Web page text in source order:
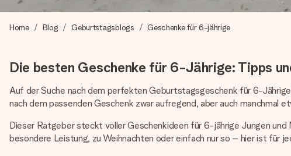
+49 39292 929695
Montag - Freitag : 8:30 - 17:00 Uhr
Home Blog Geburtstagsblogs Geschenke für 6-jährige
Die besten Geschenke für 6-Jährige: Tipps
Auf der Suche nach dem perfekten Geburtstagsgeschenk für 6-
nach dem passenden Geschenk zwar aufregend, aber auch manchmal
Dieser Ratgeber steckt voller Geschenkideen für 6-jährige Jungen
besondere Leistung, zu Weihnachten oder einfach nur so – hier ist für